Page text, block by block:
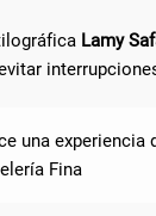
Lamy
una
Fina